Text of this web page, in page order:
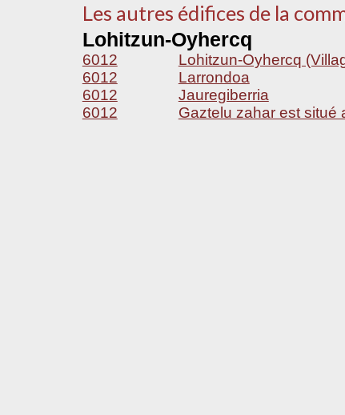
Les autres édifices de la
Lohitzun-Oyhercq
6012
Lohitzun-Oyhercq
6012
Larrondoa
6012
Jauregiberria
6012
Gaztelu zahar est situé